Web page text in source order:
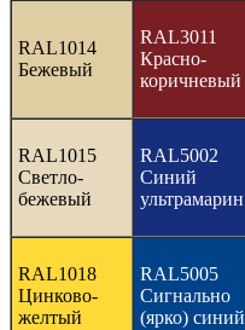
RAL1014
Бежевый
RAL3011
Красно-
коричневый
RAL1015
Светло-
бежевый
RAL5002
Синий
ультрамарин
RAL1018
Цинково-
желтый
RAL5005
Сигнально
(ярко) синий